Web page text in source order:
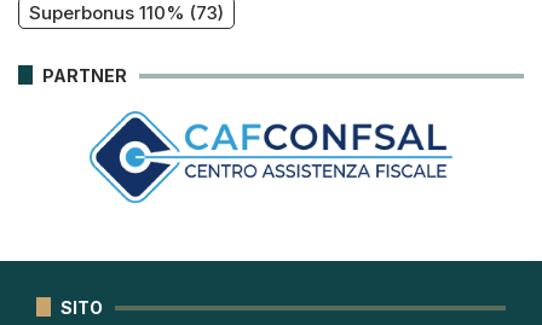
Superbonus 110% (73)
PARTNER
SITO